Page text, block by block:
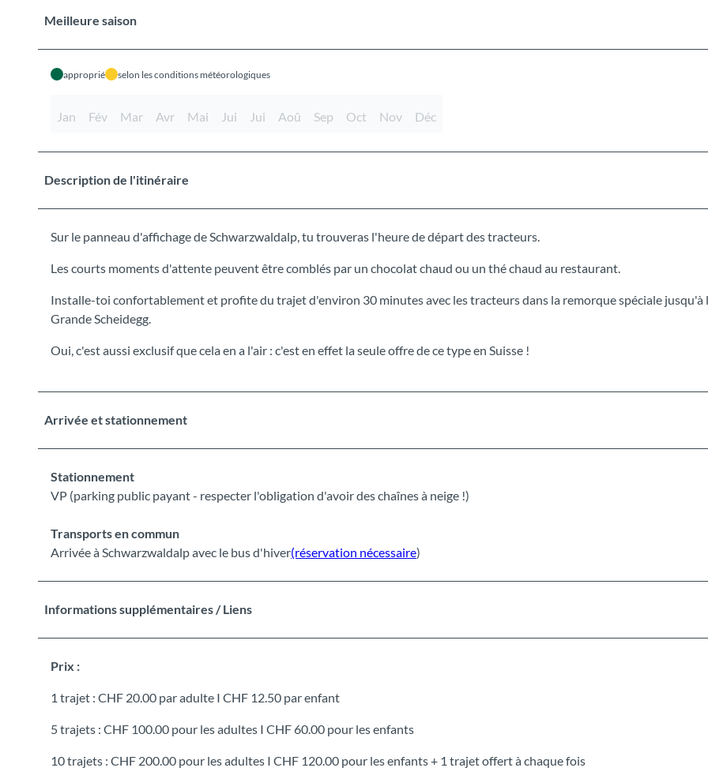
Meilleure saison
approprié selon les conditions météorologiques
Jan Fév Mar Avr Mai Jui Jui Aoû Sep Oct Nov Déc
Description de l'itinéraire
Sur le panneau d'affichage de Schwarzwaldalp, tu trouveras l'heure de départ des tracteurs.
Les courts moments d'attente peuvent être comblés par un chocolat chaud ou un thé chaud au restaurant.
Installe-toi confortablement et profite du trajet d'environ 30 minutes avec les tracteurs dans la remorque spéciale jusqu'à
Grande Scheidegg.
Oui, c'est aussi exclusif que cela en a l'air : c'est en effet la seule offre de ce type en Suisse !
Arrivée et stationnement
Stationnement
VP (parking public payant - respecter l'obligation d'avoir des chaînes à neige !)
Transports en commun
Arrivée à Schwarzwaldalp avec le bus d'hiver(réservation nécessaire)
Informations supplémentaires / Liens
Prix :
1 trajet : CHF 20.00 par adulte I CHF 12.50 par enfant
5 trajets : CHF 100.00 pour les adultes I CHF 60.00 pour les enfants
10 trajets : CHF 200.00 pour les adultes I CHF 120.00 pour les enfants + 1 trajet offert à chaque fois